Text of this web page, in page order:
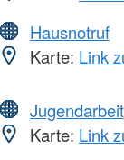
Hausnotruf
Karte: Link
Jugendarbeit
Karte: Link